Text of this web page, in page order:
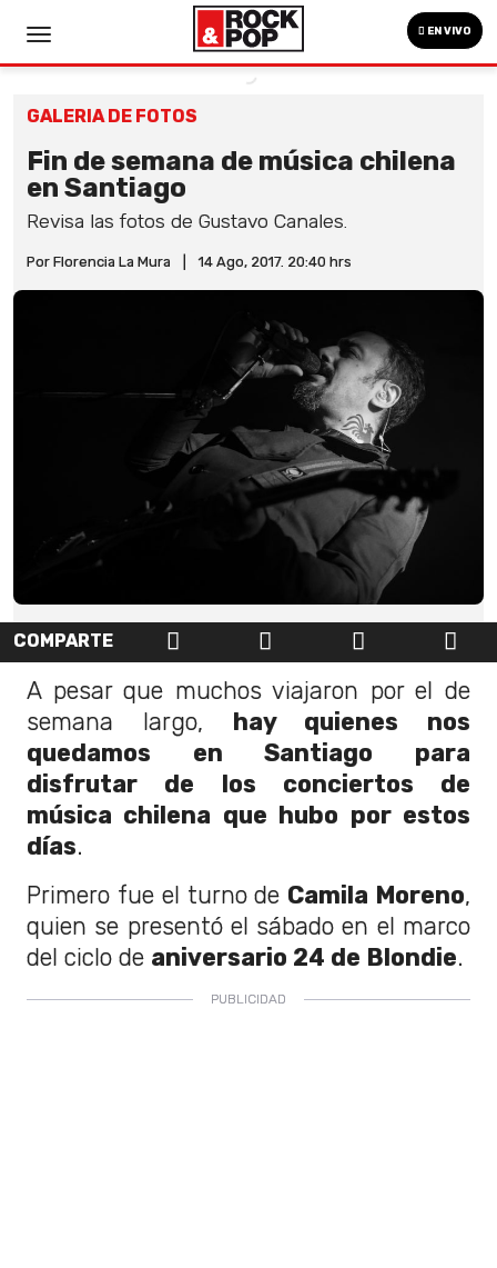
EN VIVO
GALERIA DE FOTOS
Fin de semana de música chilena
en Santiago
Revisa las fotos de Gustavo Canales.
Por Florencia La Mura 14 Ago, 2017. 20:40 hrs
COMPARTE
A pesar que muchos viajaron por el de
semana largo, hay quienes nos
quedamos en Santiago para
disfrutar de los conciertos de
música chilena que hubo por estos
días.
Primero fue el turno de Camila Moreno,
quien se presentó el sábado en el marco
del ciclo de aniversario 24 de Blondie.